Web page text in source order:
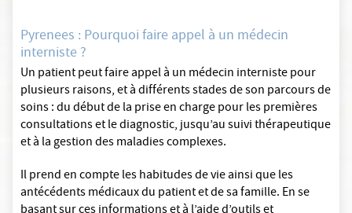
Pyrenees : Pourquoi faire appel à un médecin
interniste ?
Un patient peut faire appel à un médecin interniste pour
plusieurs raisons, et à différents stades de son parcours de
soins : du début de la prise en charge pour les premières
consultations et le diagnostic, jusqu’au suivi thérapeutique
et à la gestion des maladies complexes.
Il prend en compte les habitudes de vie ainsi que les
antécédents médicaux du patient et de sa famille. En se